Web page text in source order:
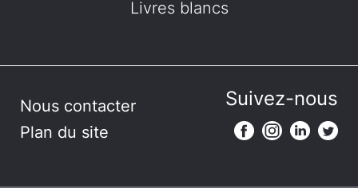
Livres blancs
Nous contacter
Plan du site
Suivez-nous